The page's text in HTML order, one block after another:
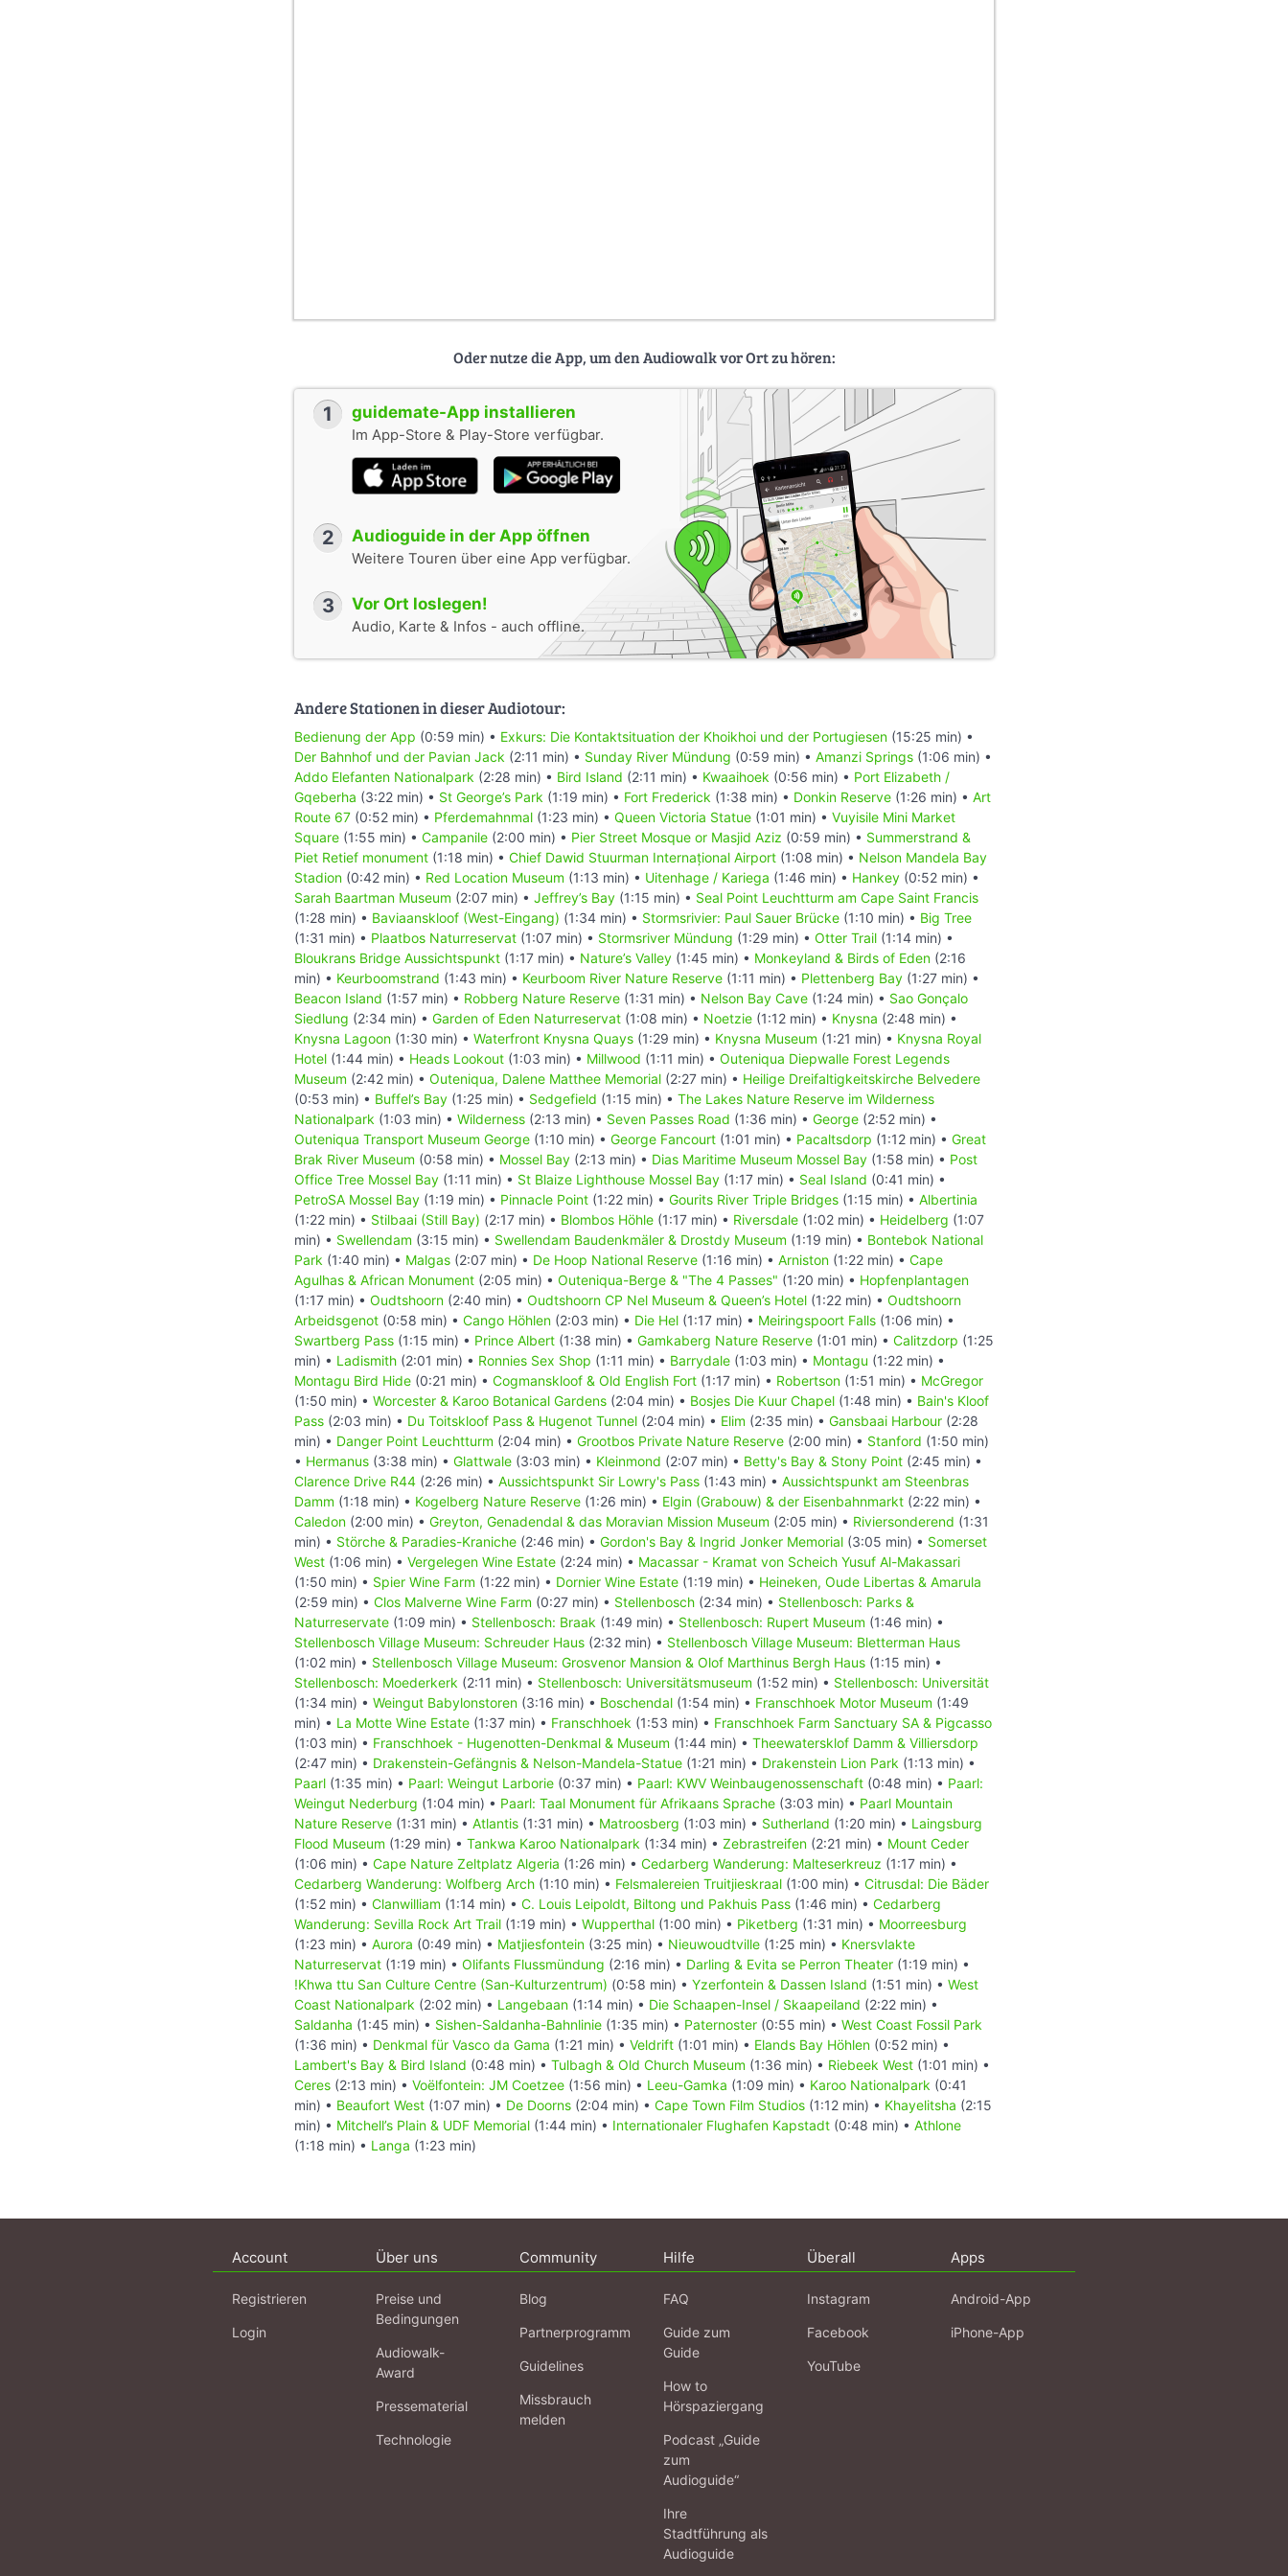
Oder nutze die App, um den Audiowalk vor Ort zu hören:
1 guidemate-App installieren
Im App-Store & Play-Store verfügbar.
2 Audioguide in der App öffnen
Weitere Touren über eine App verfügbar.
3 Vor Ort loslegen!
Audio, Karte & Infos - auch offline.
Andere Stationen in dieser Audiotour:
Bedienung der App (0:59 min) • Exkurs: Die Kontaktsituation der Khoikhoi und der Portugiesen (15:25 min) •
Der Bahnhof und der Pavian Jack (2:11 min) • Sunday River Mündung (0:59 min) • Amanzi Springs (1:06 min) •
Addo Elefanten Nationalpark (2:28 min) • Bird Island (2:11 min) • Kwaaihoek (0:56 min) • Port Elizabeth /
Gqeberha (3:22 min) • St George’s Park (1:19 min) • Fort Frederick (1:38 min) • Donkin Reserve (1:26 min) • Art
Route 67 (0:52 min) • Pferdemahnmal (1:23 min) • Queen Victoria Statue (1:01 min) • Vuyisile Mini Market
Square (1:55 min) • Campanile (2:00 min) • Pier Street Mosque or Masjid Aziz (0:59 min) • Summerstrand &
Piet Retief monument (1:18 min) • Chief Dawid Stuurman Internațional Airport (1:08 min) • Nelson Mandela Bay
Stadion (0:42 min) • Red Location Museum (1:13 min) • Uitenhage / Kariega (1:46 min) • Hankey (0:52 min) •
Sarah Baartman Museum (2:07 min) • Jeffrey’s Bay (1:15 min) • Seal Point Leuchtturm am Cape Saint Francis
(1:28 min) • Baviaanskloof (West-Eingang) (1:34 min) • Stormsrivier: Paul Sauer Brücke (1:10 min) • Big Tree
(1:31 min) • Plaatbos Naturreservat (1:07 min) • Stormsriver Mündung (1:29 min) • Otter Trail (1:14 min) •
Bloukrans Bridge Aussichtspunkt (1:17 min) • Nature’s Valley (1:45 min) • Monkeyland & Birds of Eden (2:16
min) • Keurboomstrand (1:43 min) • Keurboom River Nature Reserve (1:11 min) • Plettenberg Bay (1:27 min) •
Beacon Island (1:57 min) • Robberg Nature Reserve (1:31 min) • Nelson Bay Cave (1:24 min) • Sao Gonçalo
Siedlung (2:34 min) • Garden of Eden Naturreservat (1:08 min) • Noetzie (1:12 min) • Knysna (2:48 min) •
Knysna Lagoon (1:30 min) • Waterfront Knysna Quays (1:29 min) • Knysna Museum (1:21 min) • Knysna Royal
Hotel (1:44 min) • Heads Lookout (1:03 min) • Millwood (1:11 min) • Outeniqua Diepwalle Forest Legends
Museum (2:42 min) • Outeniqua, Dalene Matthee Memorial (2:27 min) • Heilige Dreifaltigkeitskirche Belvedere
(0:53 min) • Buffel’s Bay (1:25 min) • Sedgefield (1:15 min) • The Lakes Nature Reserve im Wilderness
Nationalpark (1:03 min) • Wilderness (2:13 min) • Seven Passes Road (1:36 min) • George (2:52 min) •
Outeniqua Transport Museum George (1:10 min) • George Fancourt (1:01 min) • Pacaltsdorp (1:12 min) • Great
Brak River Museum (0:58 min) • Mossel Bay (2:13 min) • Dias Maritime Museum Mossel Bay (1:58 min) • Post
Office Tree Mossel Bay (1:11 min) • St Blaize Lighthouse Mossel Bay (1:17 min) • Seal Island (0:41 min) •
PetroSA Mossel Bay (1:19 min) • Pinnacle Point (1:22 min) • Gourits River Triple Bridges (1:15 min) • Albertinia
(1:22 min) • Stilbaai (Still Bay) (2:17 min) • Blombos Höhle (1:17 min) • Riversdale (1:02 min) • Heidelberg (1:07
min) • Swellendam (3:15 min) • Swellendam Baudenkmäler & Drostdy Museum (1:19 min) • Bontebok National
Park (1:40 min) • Malgas (2:07 min) • De Hoop National Reserve (1:16 min) • Arniston (1:22 min) • Cape
Agulhas & African Monument (2:05 min) • Outeniqua-Berge & "The 4 Passes" (1:20 min) • Hopfenplantagen
(1:17 min) • Oudtshoorn (2:40 min) • Oudtshoorn CP Nel Museum & Queen’s Hotel (1:22 min) • Oudtshoorn
Arbeidsgenot (0:58 min) • Cango Höhlen (2:03 min) • Die Hel (1:17 min) • Meiringspoort Falls (1:06 min) •
Swartberg Pass (1:15 min) • Prince Albert (1:38 min) • Gamkaberg Nature Reserve (1:01 min) • Calitzdorp (1:25
min) • Ladismith (2:01 min) • Ronnies Sex Shop (1:11 min) • Barrydale (1:03 min) • Montagu (1:22 min) •
Montagu Bird Hide (0:21 min) • Cogmanskloof & Old English Fort (1:17 min) • Robertson (1:51 min) • McGregor
(1:50 min) • Worcester & Karoo Botanical Gardens (2:04 min) • Bosjes Die Kuur Chapel (1:48 min) • Bain's Kloof
Pass (2:03 min) • Du Toitskloof Pass & Hugenot Tunnel (2:04 min) • Elim (2:35 min) • Gansbaai Harbour (2:28
min) • Danger Point Leuchtturm (2:04 min) • Grootbos Private Nature Reserve (2:00 min) • Stanford (1:50 min)
• Hermanus (3:38 min) • Glattwale (3:03 min) • Kleinmond (2:07 min) • Betty's Bay & Stony Point (2:45 min) •
Clarence Drive R44 (2:26 min) • Aussichtspunkt Sir Lowry's Pass (1:43 min) • Aussichtspunkt am Steenbras
Damm (1:18 min) • Kogelberg Nature Reserve (1:26 min) • Elgin (Grabouw) & der Eisenbahnmarkt (2:22 min) •
Caledon (2:00 min) • Greyton, Genadendal & das Moravian Mission Museum (2:05 min) • Riviersonderend (1:31
min) • Störche & Paradies-Kraniche (2:46 min) • Gordon's Bay & Ingrid Jonker Memorial (3:05 min) • Somerset
West (1:06 min) • Vergelegen Wine Estate (2:24 min) • Macassar - Kramat von Scheich Yusuf Al-Makassari
(1:50 min) • Spier Wine Farm (1:22 min) • Dornier Wine Estate (1:19 min) • Heineken, Oude Libertas & Amarula
(2:59 min) • Clos Malverne Wine Farm (0:27 min) • Stellenbosch (2:34 min) • Stellenbosch: Parks &
Naturreservate (1:09 min) • Stellenbosch: Braak (1:49 min) • Stellenbosch: Rupert Museum (1:46 min) •
Stellenbosch Village Museum: Schreuder Haus (2:32 min) • Stellenbosch Village Museum: Bletterman Haus
(1:02 min) • Stellenbosch Village Museum: Grosvenor Mansion & Olof Marthinus Bergh Haus (1:15 min) •
Stellenbosch: Moederkerk (2:11 min) • Stellenbosch: Universitätsmuseum (1:52 min) • Stellenbosch: Universität
(1:34 min) • Weingut Babylonstoren (3:16 min) • Boschendal (1:54 min) • Franschhoek Motor Museum (1:49
min) • La Motte Wine Estate (1:37 min) • Franschhoek (1:53 min) • Franschhoek Farm Sanctuary SA & Pigcasso
(1:03 min) • Franschhoek - Hugenotten-Denkmal & Museum (1:44 min) • Theewatersklof Damm & Villiersdorp
(2:47 min) • Drakenstein-Gefängnis & Nelson-Mandela-Statue (1:21 min) • Drakenstein Lion Park (1:13 min) •
Paarl (1:35 min) • Paarl: Weingut Larborie (0:37 min) • Paarl: KWV Weinbaugenossenschaft (0:48 min) • Paarl:
Weingut Nederburg (1:04 min) • Paarl: Taal Monument für Afrikaans Sprache (3:03 min) • Paarl Mountain
Nature Reserve (1:31 min) • Atlantis (1:31 min) • Matroosberg (1:03 min) • Sutherland (1:20 min) • Laingsburg
Flood Museum (1:29 min) • Tankwa Karoo Nationalpark (1:34 min) • Zebrastreifen (2:21 min) • Mount Ceder
(1:06 min) • Cape Nature Zeltplatz Algeria (1:26 min) • Cedarberg Wanderung: Malteserkreuz (1:17 min) •
Cedarberg Wanderung: Wolfberg Arch (1:10 min) • Felsmalereien Truitjieskraal (1:00 min) • Citrusdal: Die Bäder
(1:52 min) • Clanwilliam (1:14 min) • C. Louis Leipoldt, Biltong und Pakhuis Pass (1:46 min) • Cedarberg
Wanderung: Sevilla Rock Art Trail (1:19 min) • Wupperthal (1:00 min) • Piketberg (1:31 min) • Moorreesburg
(1:23 min) • Aurora (0:49 min) • Matjiesfontein (3:25 min) • Nieuwoudtville (1:25 min) • Knersvlakte
Naturreservat (1:19 min) • Olifants Flussmündung (2:16 min) • Darling & Evita se Perron Theater (1:19 min) •
!Khwa ttu San Culture Centre (San-Kulturzentrum) (0:58 min) • Yzerfontein & Dassen Island (1:51 min) • West
Coast Nationalpark (2:02 min) • Langebaan (1:14 min) • Die Schaapen-Insel / Skaapeiland (2:22 min) •
Saldanha (1:45 min) • Sishen-Saldanha-Bahnlinie (1:35 min) • Paternoster (0:55 min) • West Coast Fossil Park
(1:36 min) • Denkmal für Vasco da Gama (1:21 min) • Veldrift (1:01 min) • Elands Bay Höhlen (0:52 min) •
Lambert's Bay & Bird Island (0:48 min) • Tulbagh & Old Church Museum (1:36 min) • Riebeek West (1:01 min) •
Ceres (2:13 min) • Voëlfontein: JM Coetzee (1:56 min) • Leeu-Gamka (1:09 min) • Karoo Nationalpark (0:41
min) • Beaufort West (1:07 min) • De Doorns (2:04 min) • Cape Town Film Studios (1:12 min) • Khayelitsha (2:15
min) • Mitchell’s Plain & UDF Memorial (1:44 min) • Internationaler Flughafen Kapstadt (0:48 min) • Athlone
(1:18 min) • Langa (1:23 min)
Account
Registrieren
Login
Über uns
Preise und
Bedingungen
Audiowalk-
Award
Pressematerial
Technologie
Community
Blog
Partnerprogramm
Guidelines
Missbrauch
melden
Hilfe
FAQ
Guide zum
Guide
How to
Hörspaziergang
Podcast „Guide
zum
Audioguide“
Ihre
Stadtführung als
Audioguide
Überall
Instagram
Facebook
YouTube
Apps
Android-App
iPhone-App